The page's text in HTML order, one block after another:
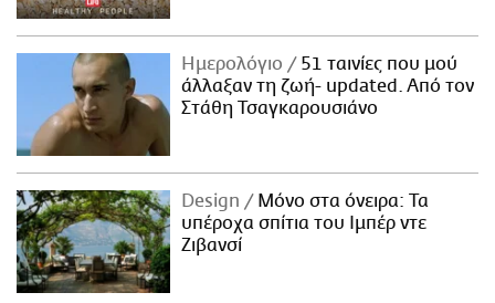
Ημερολόγιο
51 ταινίες που μού
άλλαξαν τη ζωή- updated. Aπό τον
Στάθη Τσαγκαρουσιάνο
Design
Μόνο στα όνειρα: Τα
υπέροχα σπίτια του Ιμπέρ ντε
Ζιβανσί